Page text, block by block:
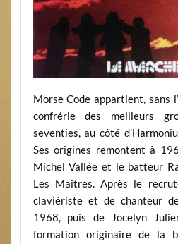
Morse Code appartient, sans
confrérie des meilleurs
seventies, au côté
Ses origines remontent à
Michel Vallée et le batteur
Les Maîtres. Après le
claviériste et de chanteur
1968, puis de Jocelyn
formation originaire de la